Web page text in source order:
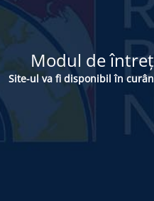
Modul de
Site-ul va fi disponibil în